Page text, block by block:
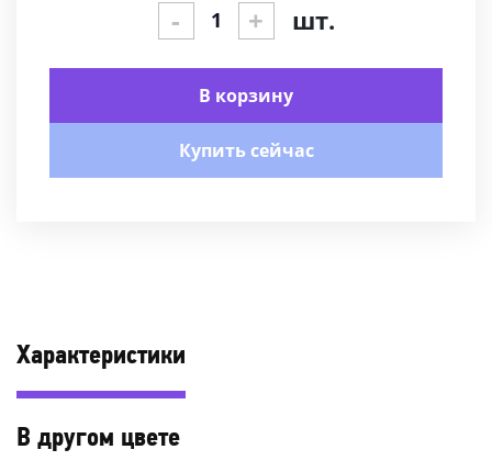
- + шт.
В корзину
Купить сейчас
Характеристики
В другом цвете